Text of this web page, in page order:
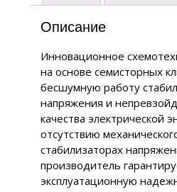
Описание
Инновационное
на основе семисторных
бесшумную работу
напряжения и
качества электрической
отсутствию
стабилизаторах
производитель
эксплуатационную